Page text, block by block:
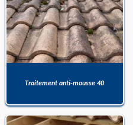
Traitement anti-mousse 40